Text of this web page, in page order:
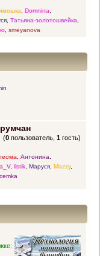
Domnina
, Татьяна-золотошвейка
, smeyanova
(0 пользователь,1 гость)
, Антонина,
, listik, Маруся, Mazzy,
cemka